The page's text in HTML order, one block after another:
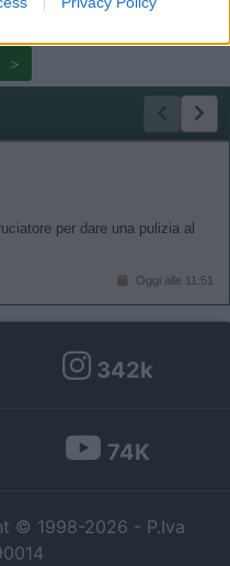
storage
or app.
storage
and other
>
per dare una pulizia al
Oggi alle 11:51
342k
74K
© 1998-2026 - P.Iva